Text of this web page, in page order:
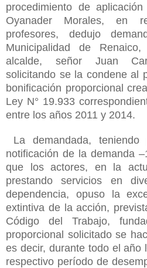
procedimiento de
Oyanader Morales, en
profesores, dedujo
Municipalidad de
alcalde, señor Juan
solicitando se la condene al
bonificación proporcional
Ley N° 19.933
entre los años 2011 y 2014.
La demandada,
notificación de la demanda
que los actores, en la
prestando servicios en
dependencia, opuso la
extintiva de la acción,
Código del Trabajo,
proporcional solicitado se
es decir, durante todo el año
respectivo período de